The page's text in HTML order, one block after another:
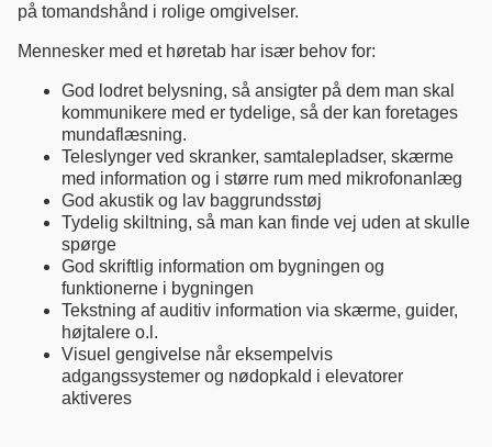
på tomandshånd i rolige omgivelser.
Mennesker med et høretab har især behov for:
God lodret belysning, så ansigter på dem man skal
kommunikere med er tydelige, så der kan foretages
mundaflæsning.
Teleslynger ved skranker, samtalepladser, skærme
med information og i større rum med mikrofonanlæg
God akustik og lav baggrundsstøj
Tydelig skiltning, så man kan finde vej uden at skulle
spørge
God skriftlig information om bygningen og
funktionerne i bygningen
Tekstning af auditiv information via skærme, guider,
højtalere o.l.
Visuel gengivelse når eksempelvis
adgangssystemer og nødopkald i elevatorer
aktiveres